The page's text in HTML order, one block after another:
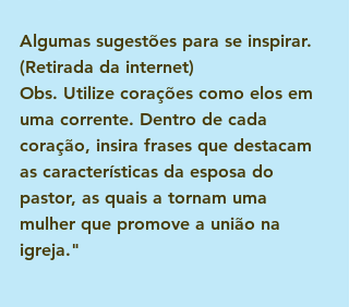
Algumas sugestões para se inspirar.
(Retirada da internet)
Obs. Utilize corações como elos em
uma corrente. Dentro de cada
coração, insira frases que destacam
as características da esposa do
pastor, as quais a tornam uma
mulher que promove a união na
igreja."